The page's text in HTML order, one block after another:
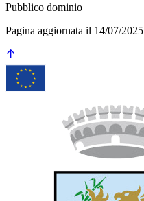
Pubblico dominio
Pagina aggiornata il 14/07/2025